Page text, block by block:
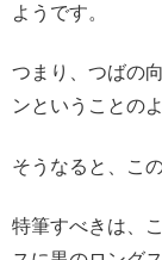
ようです。
つまり、つばの
ンということの
そうなると、こ
特筆すべきは、